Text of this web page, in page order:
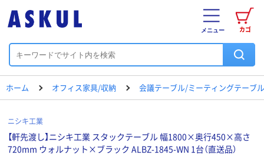
カゴ
メニュー
ホーム オフィス家具/収納 会議テーブル/ミーティングテーブル
ニシキ工業
【軒先渡し】ニシキ工業 スタックテーブル 幅1800×奥行450×高さ
720mm ウォルナット×ブラック ALBZ-1845-WN 1台（直送品）